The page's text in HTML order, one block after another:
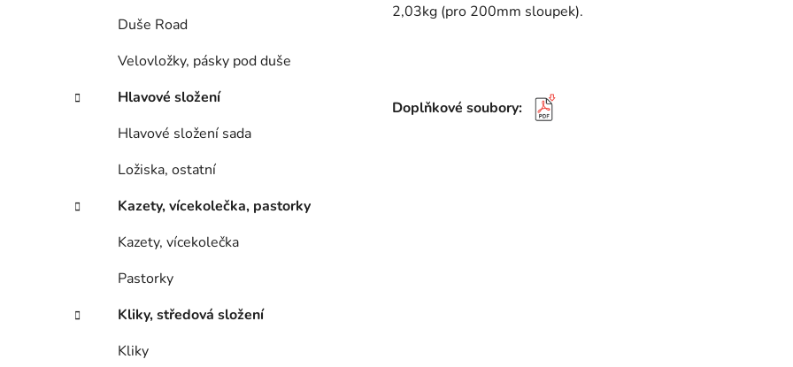
Duše Road
Velovložky, pásky pod duše
Hlavové složení
Hlavové složení sada
Ložiska, ostatní
Kazety, vícekolečka, pastorky
Kazety, vícekolečka
Pastorky
Kliky, středová složení
Kliky
2,03kg (pro 200mm sloupek).
Doplňkové soubory: